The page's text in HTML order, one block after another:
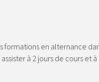
en alternance
à 2 jours de cours et